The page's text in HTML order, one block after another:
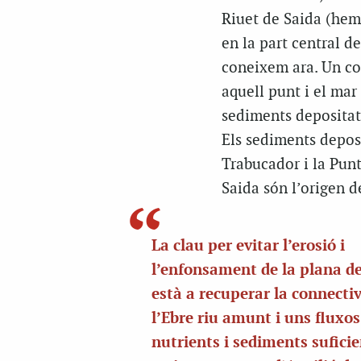
Riuet de Saida
en la part central
coneixem ara. Un
aquell punt i el mar
sediments
Els sediments
Trabucador i la
Saida són l’origen
La clau per evitar l’erosió i
l’enfonsament de la plana
està a recuperar la
l’Ebre riu amunt i uns fluxos
nutrients i sediments